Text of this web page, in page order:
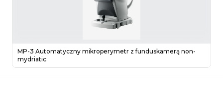
MP-3 Automatyczny mikroperymetr z funduskamerą non-
mydriatic